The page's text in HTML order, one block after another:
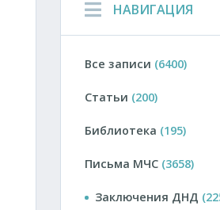
НАВИГАЦИЯ
Все записи (6400)
Статьи (200)
Библиотека (195)
Письма МЧС (3658)
Заключения ДНД